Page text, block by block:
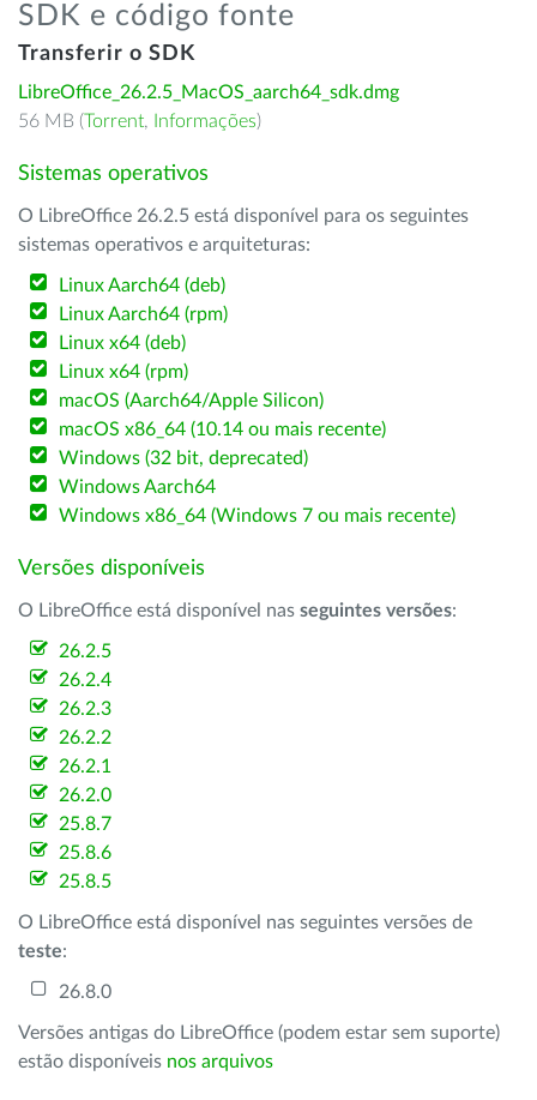
SDK e código fonte
Transferir o SDK
LibreOffice_26.2.5_MacOS_aarch64_sdk.dmg
56 MB (Torrent, Informações)
Sistemas operativos
O LibreOffice 26.2.5 está disponível para os seguintes
sistemas operativos e arquiteturas:
Linux Aarch64 (deb)
Linux Aarch64 (rpm)
Linux x64 (deb)
Linux x64 (rpm)
macOS (Aarch64/Apple Silicon)
macOS x86_64 (10.14 ou mais recente)
Windows (32 bit, deprecated)
Windows Aarch64
Windows x86_64 (Windows 7 ou mais recente)
Versões disponíveis
O LibreOffice está disponível nas seguintes versões:
26.2.5
26.2.4
26.2.3
26.2.2
26.2.1
26.2.0
25.8.7
25.8.6
25.8.5
O LibreOffice está disponível nas seguintes versões de
teste:
26.8.0
Versões antigas do LibreOffice (podem estar sem suporte)
estão disponíveis nos arquivos